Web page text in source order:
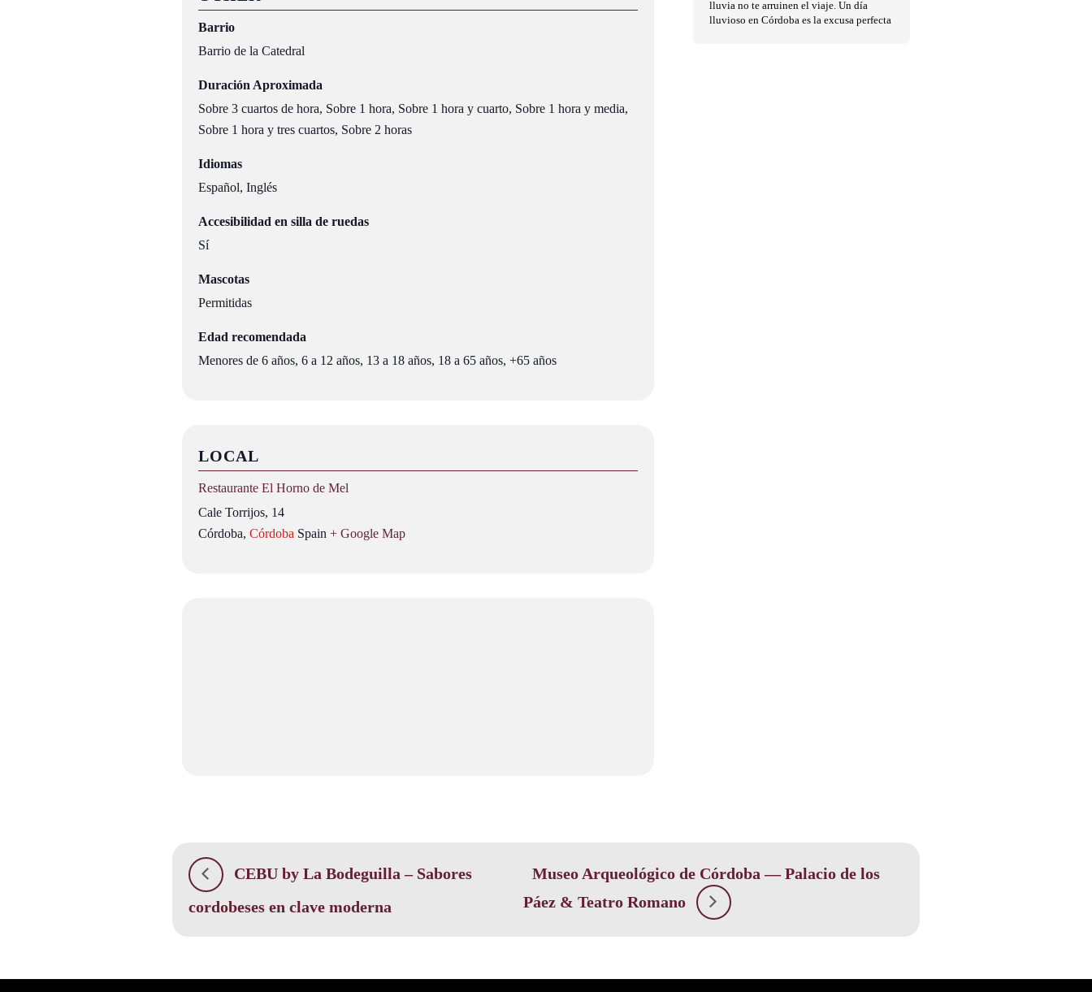
Barrio
Barrio de la Catedral
Duración Aproximada
Sobre 3 cuartos de hora, Sobre 1 hora, Sobre 1 hora y cuarto, Sobre 1 hora y media,
Sobre 1 hora y tres cuartos, Sobre 2 horas
Idiomas
Español, Inglés
Accesibilidad en silla de ruedas
Sí
Mascotas
Permitidas
Edad recomendada
Menores de 6 años, 6 a 12 años, 13 a 18 años, 18 a 65 años, +65 años
LOCAL
Restaurante El Horno de Mel
Cale Torrijos, 14
Córdoba, Córdoba Spain + Google Map
lluvia no te arruinen el viaje. Un día
lluvioso en Córdoba es la excusa perfecta
CEBU by La Bodeguilla – Sabores
cordobeses en clave moderna
Museo Arqueológico de Córdoba — Palacio de los
Páez & Teatro Romano